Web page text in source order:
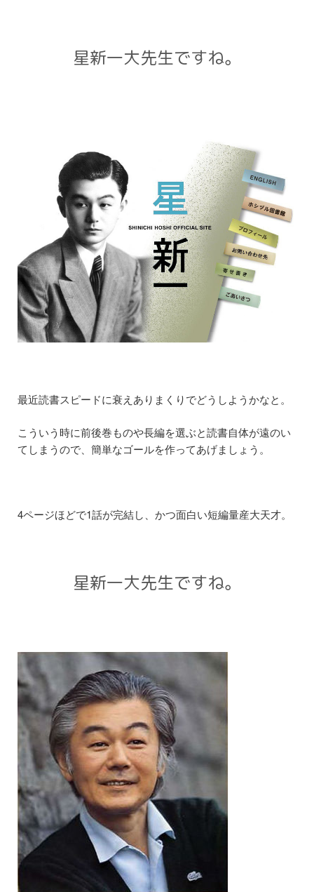
星新一大先生ですね。
最近読書スピードに衰えありまくりでどうしようかなと。
こういう時に前後巻ものや長編を選ぶと読書自体が遠のい
てしまうので、簡単なゴールを作ってあげましょう。
4ページほどで1話が完結し、かつ面白い短編量産大天才。
星新一大先生ですね。